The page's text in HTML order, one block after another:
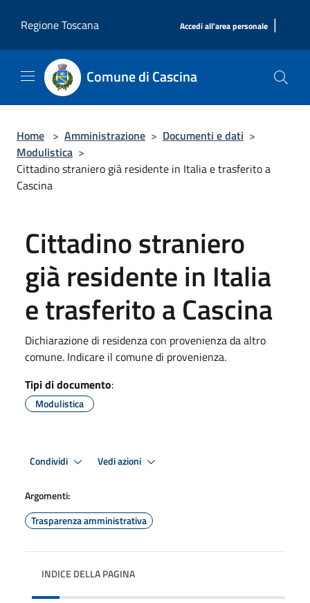
Regione Toscana
Accedi all'area personale |
Comune di Cascina
Home > Amministrazione > Documenti e dati >
Modulistica >
Cittadino straniero già residente in Italia e trasferito a
Cascina
Cittadino straniero
già residente in Italia
e trasferito a Cascina
Dichiarazione di residenza con provenienza da altro
comune. Indicare il comune di provenienza.
Tipi di documento:
Modulistica
Condividi Vedi azioni
Argomenti:
Trasparenza amministrativa
INDICE DELLA PAGINA